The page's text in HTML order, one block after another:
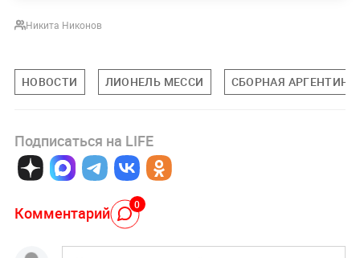
Никита Никонов
НОВОСТИ ЛИОНЕЛЬ МЕССИ СБОРНАЯ АРГЕНТИНЫ
Подписаться на LIFE
Комментарий 0